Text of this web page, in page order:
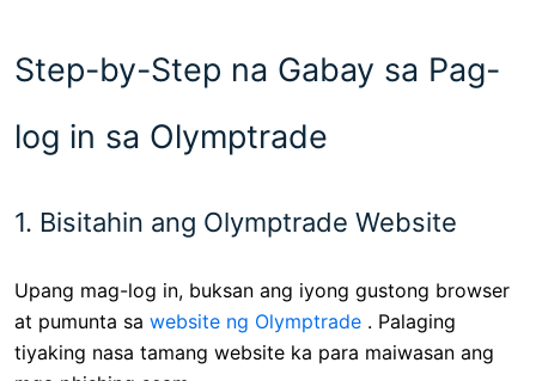
Step-by-Step na Gabay sa Pag-
log in sa Olymptrade
1. Bisitahin ang Olymptrade Website
Upang mag-log in, buksan ang iyong gustong browser
at pumunta sa website ng Olymptrade . Palaging
tiyaking nasa tamang website ka para maiwasan ang